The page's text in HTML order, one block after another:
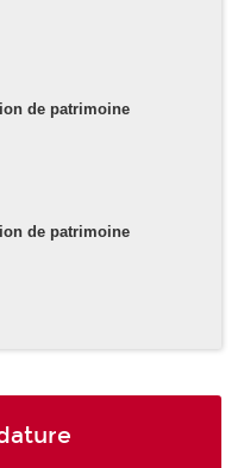
de patrimoine
de patrimoine